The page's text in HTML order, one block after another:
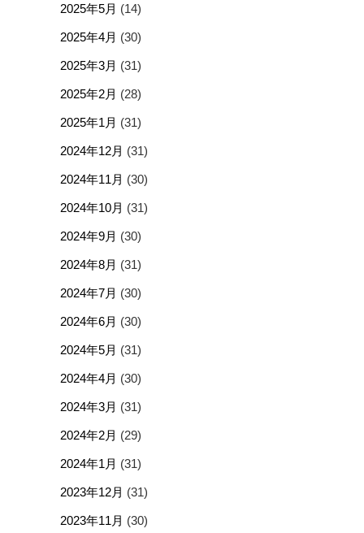
2025年5月 (14)
2025年4月 (30)
2025年3月 (31)
2025年2月 (28)
2025年1月 (31)
2024年12月 (31)
2024年11月 (30)
2024年10月 (31)
2024年9月 (30)
2024年8月 (31)
2024年7月 (30)
2024年6月 (30)
2024年5月 (31)
2024年4月 (30)
2024年3月 (31)
2024年2月 (29)
2024年1月 (31)
2023年12月 (31)
2023年11月 (30)